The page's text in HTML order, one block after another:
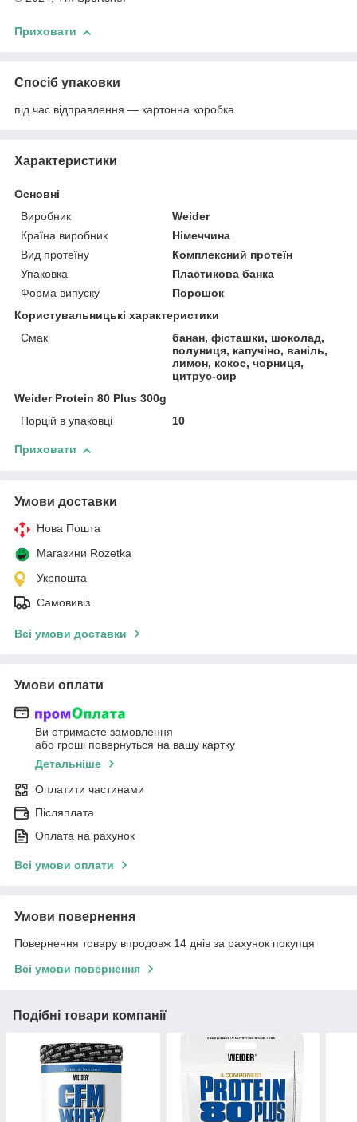
Приховати
Спосіб упаковки
під час відправлення — картонна коробка
Характеристики
Основні
Виробник
Weider
Країна виробник
Німеччина
Вид протеїну
Комплексний протеїн
Упаковка
Пластикова банка
Форма випуску
Порошок
Користувальницькі характеристики
Смак
банан, фісташки, шоколад,
полуниця, капучіно, ваніль,
лимон, кокос, чорниця,
цитрус-сир
Weider Protein 80 Plus 300g
Порцій в упаковці
10
Приховати
Умови доставки
Нова Пошта
Магазини Rozetka
Укрпошта
Самовивіз
Всі умови доставки
Умови оплати
Ви отримаєте замовлення
або гроші повернуться на вашу картку
Детальніше
Оплатити частинами
Післяплата
Оплата на рахунок
Всі умови оплати
Умови повернення
Повернення товару впродовж 14 днів за рахунок покупця
Всі умови повернення
Подібні товари компанії